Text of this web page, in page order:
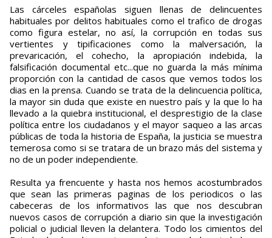
Las cárceles españolas siguen llenas de delincuentes
habituales por delitos habituales como el trafico de drogas
como figura estelar, no así, la corrupción en todas sus
vertientes y tipificaciones como la malversación, la
prevaricación, el cohecho, la apropiación indebida, la
falsificación documental etc...que no guarda la más mínima
proporción con la cantidad de casos que vemos todos los
dias en la prensa. Cuando se trata de la delincuencia política,
la mayor sin duda que existe en nuestro país y la que lo ha
llevado a la quiebra institucional, el desprestigio de la clase
política entre los ciudadanos y el mayor saqueo a las arcas
públicas de toda la historia de España, la justicia se muestra
temerosa como si se tratara de un brazo más del sistema y
no de un poder independiente.
Resulta ya frencuente y hasta nos hemos acostumbrados
que sean las primeras paginas de los periodicos o las
cabeceras de los informativos las que nos descubran
nuevos casos de corrupción a diario sin que la investigación
policial o judicial lleven la delantera. Todo los cimientos del